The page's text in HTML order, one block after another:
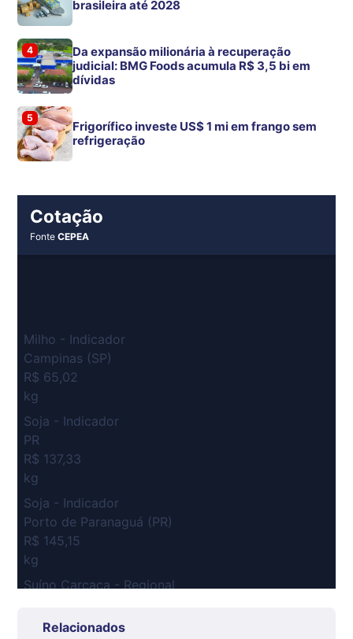
brasileira até 2028
4
Da expansão milionária à recuperação
judicial: BMG Foods acumula R$ 3,5 bi em
dívidas
5
Frigorífico investe US$ 1 mi em frango sem
refrigeração
Cotação
FonteCEPEA
Milho - Indicador
Campinas (SP)
R$ 65,02
kg
Soja - Indicador
PR
R$ 137,33
kg
Soja - Indicador
Porto de Paranaguá (PR)
R$ 145,15
kg
Suíno Carcaça - Regional
R$ 7,53
Relacionados